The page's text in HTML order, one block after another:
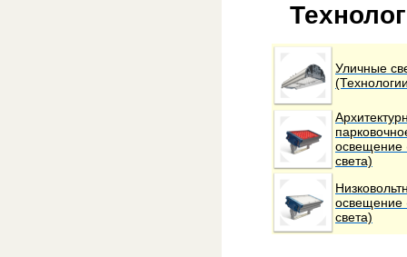
Уличные
освещение
света)
освещение
света)